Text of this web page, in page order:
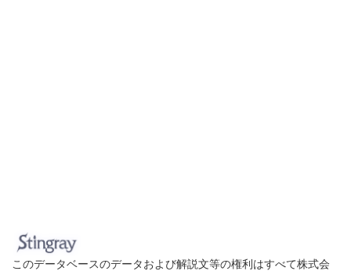
このデータベースのデータおよび解説文等の権利はすべて株式会